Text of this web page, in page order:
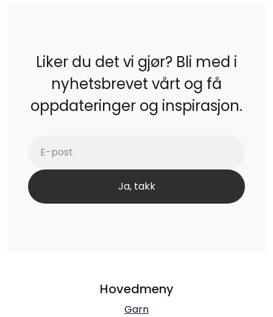
Liker du det vi gjør? Bli med i
nyhetsbrevet vårt og få
oppdateringer og inspirasjon.
Hovedmeny
Garn